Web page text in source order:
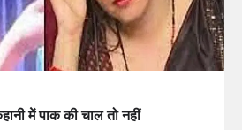
में पाक की चाल तो नहीं